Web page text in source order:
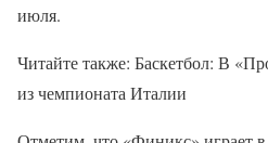
июля.
Читайте также: Баскетбол: В
из чемпионата Италии